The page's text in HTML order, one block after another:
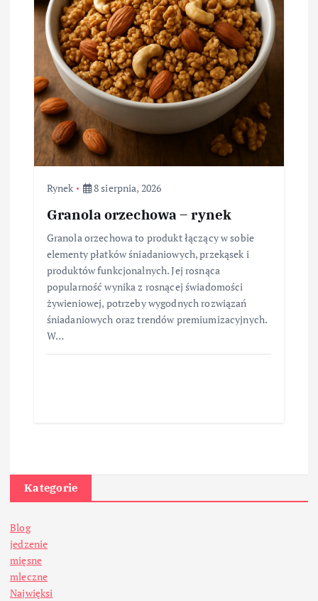
Rynek 8 sierpnia, 2026
Granola orzechowa – rynek
Granola orzechowa to produkt łączący w sobie
elementy płatków śniadaniowych, przekąsek i
produktów funkcjonalnych. Jej rosnąca
popularność wynika z rosnącej świadomości
żywieniowej, potrzeby wygodnych rozwiązań
śniadaniowych oraz trendów premiumizacyjnych.
W…
Kategorie
Blog
jedzenie
mięsne
mleczne
Najwięksi